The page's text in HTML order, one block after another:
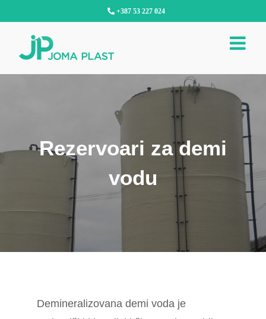
+387 53 227 024
Rezervoari za demi
vodu
Demineralizovana demi voda je